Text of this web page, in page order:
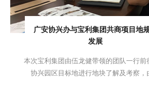
广安协兴办与宝利集团共商项目地
发展
本次宝利集团由伍龙健带领的团队一行前
协兴园区目标地进行地块了解及考察，